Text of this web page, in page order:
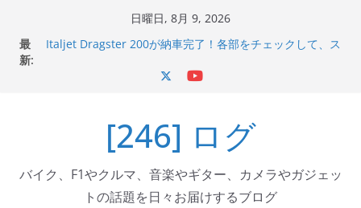
日曜日, 8月 9, 2026
最
新:
Italjet Dragster 200が納車完了！各部をチェックして、ス
器エフェクターが返礼品でもらえる！
Italjet Dragster 200のフロントISSサスの動きが判ったら
コーナリングが楽しくなった
[246] ログ
バイク、F1やクルマ、音楽やギター、カメラやガジェッ
トの話題を日々お届けするブログ